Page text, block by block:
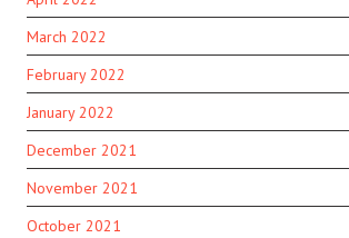
March 2022
February 2022
January 2022
December 2021
November 2021
October 2021